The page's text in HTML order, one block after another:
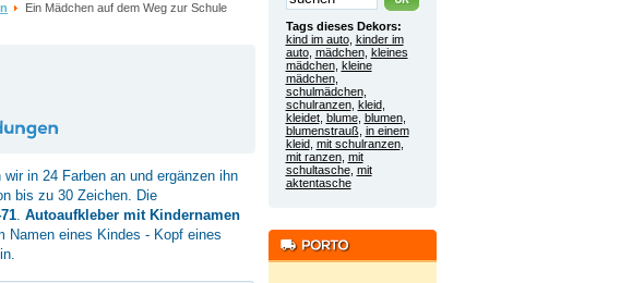
Ein Mädchen auf dem Weg zur Schule
in 24 Farben an und ergänzen ihn
bis zu 30 Zeichen. Die
. Autoaufkleber mit Kindernamen
Namen eines Kindes - Kopf eines
Tags dieses Dekors:
kind im auto, kinder im
auto, mädchen, kleines
mädchen, kleine
mädchen,
schulmädchen,
schulranzen, kleid,
kleidet, blume, blumen,
blumenstrauß, in einem
kleid, mit schulranzen,
mit ranzen, mit
schultasche, mit
aktentasche